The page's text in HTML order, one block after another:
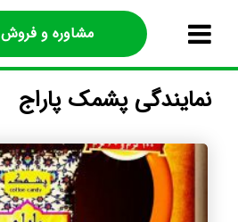
مشاوره و فروش
نمایندگی پشمک پاراج